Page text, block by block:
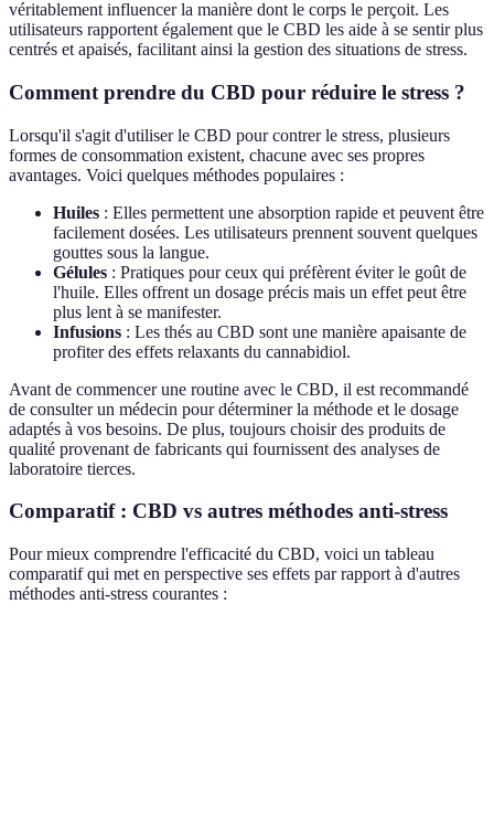
véritablement influencer la manière dont le corps le perçoit. Les
utilisateurs rapportent également que le CBD les aide à se sentir plus
centrés et apaisés, facilitant ainsi la gestion des situations de stress.
Comment prendre du CBD pour réduire le stress ?
Lorsqu'il s'agit d'utiliser le CBD pour contrer le stress, plusieurs
formes de consommation existent, chacune avec ses propres
avantages. Voici quelques méthodes populaires :
Huiles : Elles permettent une absorption rapide et peuvent être
facilement dosées. Les utilisateurs prennent souvent quelques
gouttes sous la langue.
Gélules : Pratiques pour ceux qui préfèrent éviter le goût de
l'huile. Elles offrent un dosage précis mais un effet peut être
plus lent à se manifester.
Infusions : Les thés au CBD sont une manière apaisante de
profiter des effets relaxants du cannabidiol.
Avant de commencer une routine avec le CBD, il est recommandé
de consulter un médecin pour déterminer la méthode et le dosage
adaptés à vos besoins. De plus, toujours choisir des produits de
qualité provenant de fabricants qui fournissent des analyses de
laboratoire tierces.
Comparatif : CBD vs autres méthodes anti-stress
Pour mieux comprendre l'efficacité du CBD, voici un tableau
comparatif qui met en perspective ses effets par rapport à d'autres
méthodes anti-stress courantes :